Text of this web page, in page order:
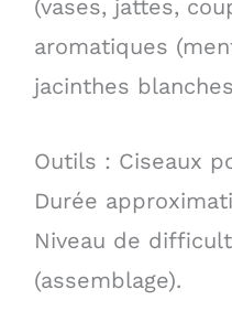
(vases, jattes,
aromatiques
jacinthes
Outils : Ciseaux
Durée
Niveau de
(assemblage).